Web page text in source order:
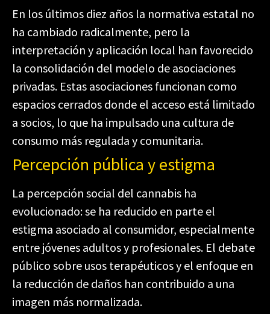
En los últimos diez años la normativa estatal no
ha cambiado radicalmente, pero la
interpretación y aplicación local han favorecido
la consolidación del modelo de asociaciones
privadas. Estas asociaciones funcionan como
espacios cerrados donde el acceso está limitado
a socios, lo que ha impulsado una cultura de
consumo más regulada y comunitaria.
Percepción pública y estigma
La percepción social del cannabis ha
evolucionado: se ha reducido en parte el
estigma asociado al consumidor, especialmente
entre jóvenes adultos y profesionales. El debate
público sobre usos terapéuticos y el enfoque en
la reducción de daños han contribuido a una
imagen más normalizada.